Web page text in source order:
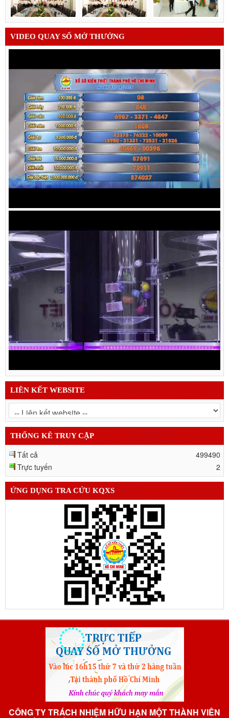
VIDEO QUAY SỐ MỞ THƯỞNG
LIÊN KẾT WEBSITE
THỐNG KÊ TRUY CẬP
Tất cả
499490
Trực tuyến
2
ỨNG DỤNG TRA CỨU KQXS
CÔNG TY TRÁCH NHIỆM HỮU HẠN MỘT THÀNH VIÊN